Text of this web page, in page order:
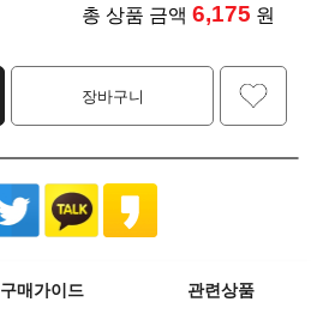
총 상품 금액 6,175 원
장바구니
구매가이드 관련상품